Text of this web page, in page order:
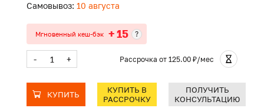
Самовывоз: 10 августа
Мгновенный кеш-бэк + 15 ?
- + Рассрочка от 125.00 ₽/мес
КУПИТЬ
КУПИТЬ В
РАССРОЧКУ
ПОЛУЧИТЬ
КОНСУЛЬТАЦИЮ